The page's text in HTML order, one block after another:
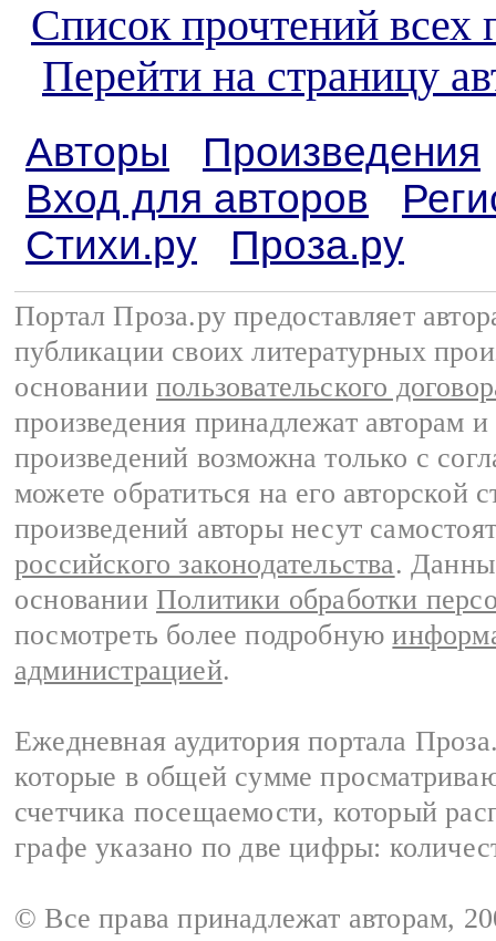
Список прочтений всех
Перейти на страницу
Авторы
Произведения
Вход для авторов
Стихи.ру
Проза.ру
Портал Проза.ру предоставляет
публикации своих литературных
основании пользовательского
произведения принадлежат авторам
произведений возможна только с
можете обратиться на его авторской
произведений авторы несут
российского законодательства.
основании Политики обработки
посмотреть более подробную
администрацией.
Ежедневная аудитория портала
которые в общей сумме
счетчика посещаемости, который
графе указано по две цифры:
© Все права принадлежат авторам,